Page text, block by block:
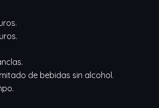
de bebidas sin alcohol.